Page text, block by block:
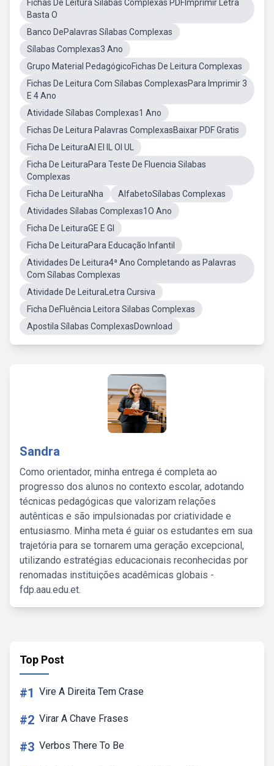
Fichas De Leitura Silabas Complexas PDFImprimir Letra
Basta O
Banco DePalavras Sílabas Complexas
Sílabas Complexas3 Ano
Grupo Material PedagógicoFichas De Leitura Complexas
Fichas De Leitura Com Sílabas ComplexasPara Imprimir 3
E 4 Ano
Atividade Sílabas Complexas1 Ano
Fichas De Leitura Palavras ComplexasBaixar PDF Gratis
Ficha De LeituraAl El IL Ol UL
Ficha De LeituraPara Teste De Fluencia Silabas
Complexas
Ficha De LeituraNha
AlfabetoSílabas Complexas
Atividades Sílabas Complexas1O Ano
Ficha De LeituraGE E GI
Ficha De LeituraPara Educação Infantil
Atividades De Leitura4ª Ano Completando as Palavras
Com Sílabas Complexas
Atividade De LeituraLetra Cursiva
Ficha DeFluência Leitora Silabas Complexas
Apostila Sílabas ComplexasDownload
Sandra
Como orientador, minha entrega é completa ao
progresso dos alunos no contexto escolar, adotando
técnicas pedagógicas que valorizam relações
autênticas e são impulsionadas por criatividade e
entusiasmo. Minha meta é guiar os estudantes em sua
trajetória para se tornarem uma geração excepcional,
utilizando estratégias educacionais reconhecidas por
renomadas instituições acadêmicas globais -
fdp.aau.edu.et.
Top Post
#1 Vire A Direita Tem Crase
#2 Virar A Chave Frases
#3 Verbos There To Be